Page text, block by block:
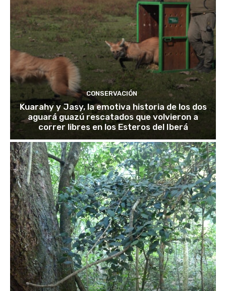
CONSERVACIÓN
Kuarahy y Jasy, la emotiva historia de los dos
aguará guazú rescatados que volvieron a
correr libres en los Esteros del Iberá